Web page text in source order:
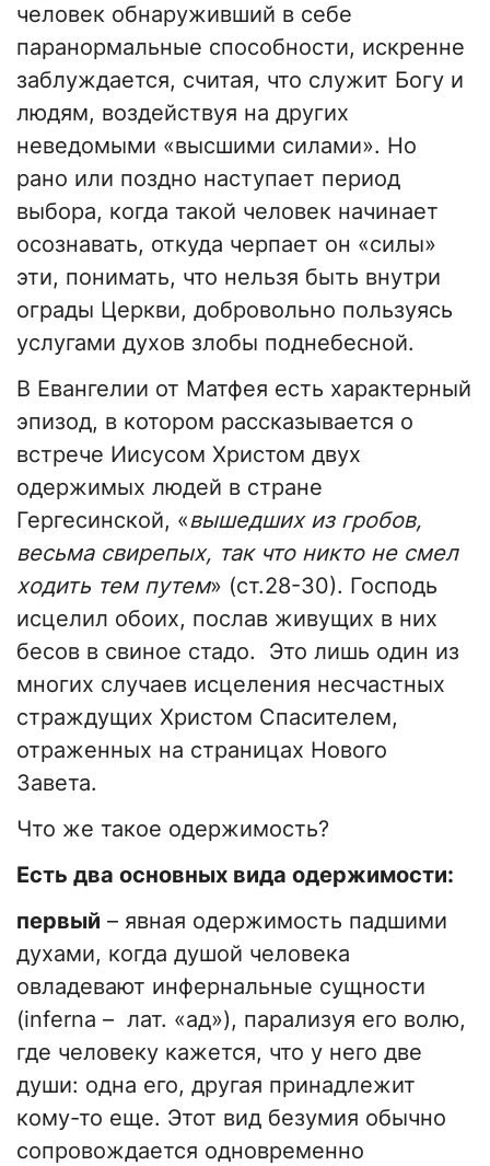
человек обнаруживший в себе
паранормальные способности, искренне
заблуждается, считая, что служит Богу и
людям, воздействуя на других
неведомыми «высшими силами». Но
рано или поздно наступает период
выбора, когда такой человек начинает
осознавать, откуда черпает он «силы»
эти, понимать, что нельзя быть внутри
ограды Церкви, добровольно пользуясь
услугами духов злобы поднебесной.
В Евангелии от Матфея есть характерный
эпизод, в котором рассказывается о
встрече Иисусом Христом двух
одержимых людей в стране
Гергесинской, «вышедших из гробов,
весьма свирепых, так что никто не смел
ходить тем путем» (ст.28-30). Господь
исцелил обоих, послав живущих в них
бесов в свиное стадо. Это лишь один из
многих случаев исцеления несчастных
страждущих Христом Спасителем,
отраженных на страницах Нового
Завета.
Что же такое одержимость?
Есть два основных вида одержимости:
первый – явная одержимость падшими
духами, когда душой человека
овладевают инфернальные сущности
(inferna – лат. «ад»), парализуя его волю,
где человеку кажется, что у него две
души: одна его, другая принадлежит
кому-то еще. Этот вид безумия обычно
сопровождается одновременно